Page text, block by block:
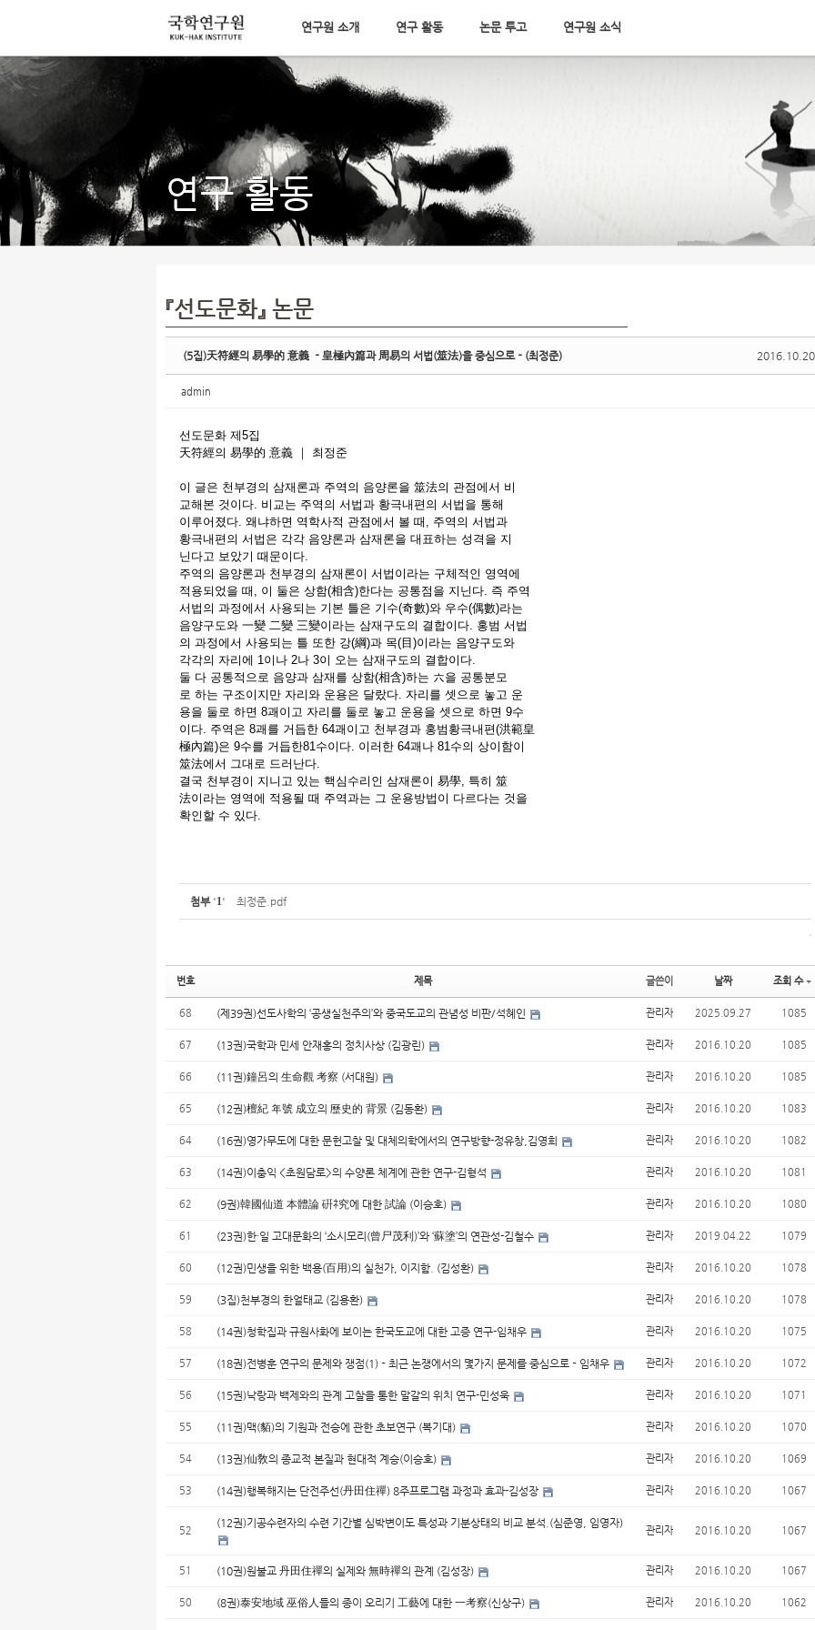
메뉴 건너뛰기
연구원 소개 연구 활동 논문 투고 연구원 소식
연구 활동
『선도문화』 논문
2016.10.20
(5집)天符經의 易學的 意義 －皇極內篇과 周易의 서법(筮法)을 중심으로－(최정준)
admin
선도문화 제5집
天符經의 易學的 意義 ｜ 최정준
이 글은 천부경의 삼재론과 주역의 음양론을 筮法의 관점에서 비
교해본 것이다. 비교는 주역의 서법과 황극내편의 서법을 통해
이루어졌다. 왜냐하면 역학사적 관점에서 볼 때, 주역의 서법과
황극내편의 서법은 각각 음양론과 삼재론을 대표하는 성격을 지
닌다고 보았기 때문이다.
주역의 음양론과 천부경의 삼재론이 서법이라는 구체적인 영역에
적용되었을 때, 이 둘은 상함(相含)한다는 공통점을 지닌다. 즉 주역
서법의 과정에서 사용되는 기본 틀은 기수(奇數)와 우수(偶數)라는
음양구도와 一變 二變 三變이라는 삼재구도의 결합이다. 홍범 서법
의 과정에서 사용되는 틀 또한 강(綱)과 목(目)이라는 음양구도와
각각의 자리에 1이나 2나 3이 오는 삼재구도의 결합이다.
둘 다 공통적으로 음양과 삼재를 상함(相含)하는 六을 공통분모
로 하는 구조이지만 자리와 운용은 달랐다. 자리를 셋으로 놓고 운
용을 둘로 하면 8괘이고 자리를 둘로 놓고 운용을 셋으로 하면 9수
이다. 주역은 8괘를 거듭한 64괘이고 천부경과 홍범황극내편(洪範皇
極內篇)은 9수를 거듭한81수이다. 이러한 64괘나 81수의 상이함이
筮法에서 그대로 드러난다.
결국 천부경이 지니고 있는 핵심수리인 삼재론이 易學, 특히 筮
法이라는 영역에 적용될 때 주역과는 그 운용방법이 다르다는 것을
확인할 수 있다.
첨부 '1' 최정준.pdf
번호 제목 글쓴이 날짜 조회 수
68 (제39권)선도사학의 ‘공생실천주의’와 중국도교의 관념성 비판/석혜인 관리자 2025.09.27 1085
67 (13권)국학과 민세 안재홍의 정치사상 (김광린) 관리자 2016.10.20 1085
66 (11권)鐘呂의 生命觀 考察 (서대원) 관리자 2016.10.20 1085
65 (12권)檀紀 年號 成立의 歷史的 背景 (김동환) 관리자 2016.10.20 1083
64 (16권)영가무도에 대한 문헌고찰 및 대체의학에서의 연구방향-정유창,김영희 관리자 2016.10.20 1082
63 (14권)이충익 <초원담로>의 수양론 체계에 관한 연구-김형석 관리자 2016.10.20 1081
62 (9권)韓國仙道 本體論 硏ﾈ究에 대한 試論 (이승호) 관리자 2016.10.20 1080
61 (23권)한·일 고대문화의 ‘소시모리(曾尸茂利)’와 ‘蘇塗’의 연관성-김철수 관리자 2019.04.22 1079
60 (12권)민생을 위한 백용(百用)의 실천가, 이지함. (김성환) 관리자 2016.10.20 1078
59 (3집)천부경의 한얼태교 (김용환) 관리자 2016.10.20 1078
58 (14권)청학집과 규원사화에 보이는 한국도교에 대한 고증 연구-임채우 관리자 2016.10.20 1075
57 (18권)전병훈 연구의 문제와 쟁점(1)－최근 논쟁에서의 몇가지 문제를 중심으로－임채우 관리자 2016.10.20 1072
56 (15권)낙랑과 백제와의 관계 고찰을 통한 말갈의 위치 연구-민성욱 관리자 2016.10.20 1071
55 (11권)맥(貊)의 기원과 전승에 관한 초보연구 (복기대) 관리자 2016.10.20 1070
54 (13권)仙敎의 종교적 본질과 현대적 계승(이승호) 관리자 2016.10.20 1069
53 (14권)행복해지는 단전주선(丹田住禪) 8주프로그램 과정과 효과-김성장 관리자 2016.10.20 1067
52
(12권)기공수련자의 수련 기간별 심박변이도 특성과 기분상태의 비교 분석.(심준영, 임영자)
관리자 2016.10.20 1067
51 (10권)원불교 丹田住禪의 실제와 無時禪의 관계 (김성장) 관리자 2016.10.20 1067
50 (8권)泰安地域 巫俗人들의 종이 오리기 工藝에 대한 一考察(신상구) 관리자 2016.10.20 1062
Sketchbook5, 스케치북5
Sketchbook5, 스케치북5